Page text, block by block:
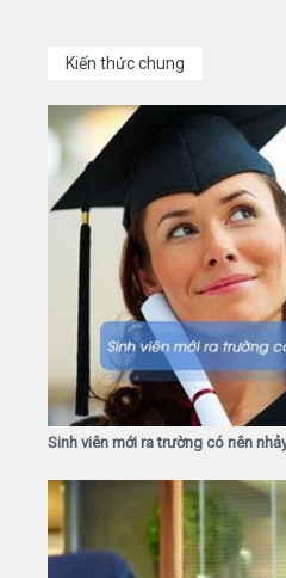
Kiến thức chung
Sinh viên mới ra trường có nên